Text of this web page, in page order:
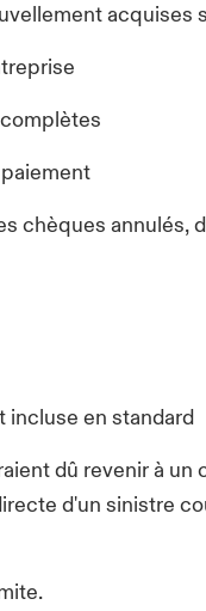
acquises
chèques annulés,
incluse en standard
dû revenir à un
d'un sinistre